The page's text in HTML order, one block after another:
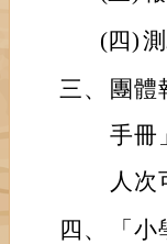
(四)
三、
團體
手冊
人次
四、
「